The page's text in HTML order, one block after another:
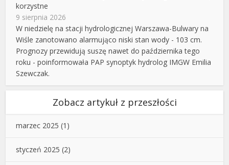
korzystne
9 sierpnia 2026
W niedzielę na stacji hydrologicznej Warszawa-Bulwary na
Wiśle zanotowano alarmująco niski stan wody - 103 cm.
Prognozy przewidują suszę nawet do października tego
roku - poinformowała PAP synoptyk hydrolog IMGW Emilia
Szewczak.
Zobacz artykuł z przeszłości
marzec 2025 (1)
styczeń 2025 (2)